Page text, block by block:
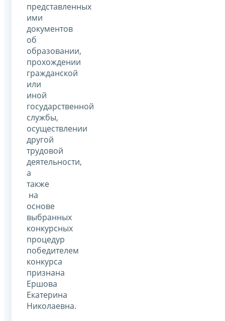
представленных
ими
документов
об
образовании,
прохождении
гражданской
или
иной
государственной
службы,
осуществлении
другой
трудовой
деятельности,
а
также
на
основе
выбранных
конкурсных
процедур
победителем
конкурса
признана
Ершова
Екатерина
Николаевна.